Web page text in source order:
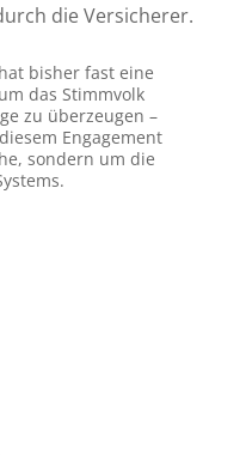
die Versicherer.
bisher fast eine
das Stimmvolk
zu überzeugen –
Engagement
sondern um die